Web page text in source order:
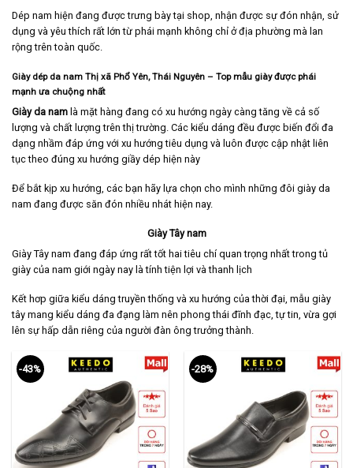
Dép nam hiện đang được trưng bày tại shop, nhận được sự đón nhận, sử
dụng và yêu thích rất lớn từ phái mạnh không chỉ ở địa phường mà lan
rộng trên toàn quốc.
Giày dép da nam Thị xã Phổ Yên, Thái Nguyên – Top mẫu giày được phái
mạnh ưa chuộng nhất
Giày da nam là mặt hàng đang có xu hướng ngày càng tăng về cả số
lượng và chất lượng trên thị trường. Các kiểu dáng đều được biến đổi đa
dạng nhầm đáp ứng với xu hướng tiêu dụng và luôn được cập nhật liên
tục theo đúng xu hướng giầy dép hiện này
Để bắt kịp xu hướng, các bạn hãy lựa chọn cho mình những đôi giày da
nam đang được săn đón nhiều nhát hiện nay.
Giày Tây nam
Giày Tây nam đang đáp ứng rất tốt hai tiêu chí quan trọng nhất trong tủ
giày của nam giới ngày nay là tính tiện lợi và thanh lịch
Kết hơp giữa kiểu dáng truyền thống và xu hướng của thời đại, mẫu giày
tây mang kiểu dáng đa đạng làm nên phong thái đĩnh đạc, tự tin, vừa gợi
lên sự hấp dẫn riêng của người đàn ông trưởng thành.
-43% -28%